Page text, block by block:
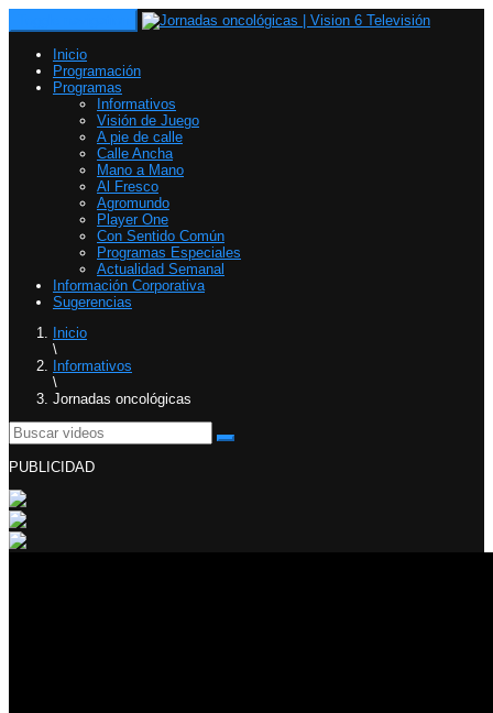
Inicio
Programación
Programas
Informativos
Visión de Juego
A pie de calle
Calle Ancha
Mano a Mano
Al Fresco
Agromundo
Player One
Con Sentido Común
Programas Especiales
Actualidad Semanal
Información Corporativa
Sugerencias
Inicio
\
Informativos
\
Jornadas oncológicas
PUBLICIDAD